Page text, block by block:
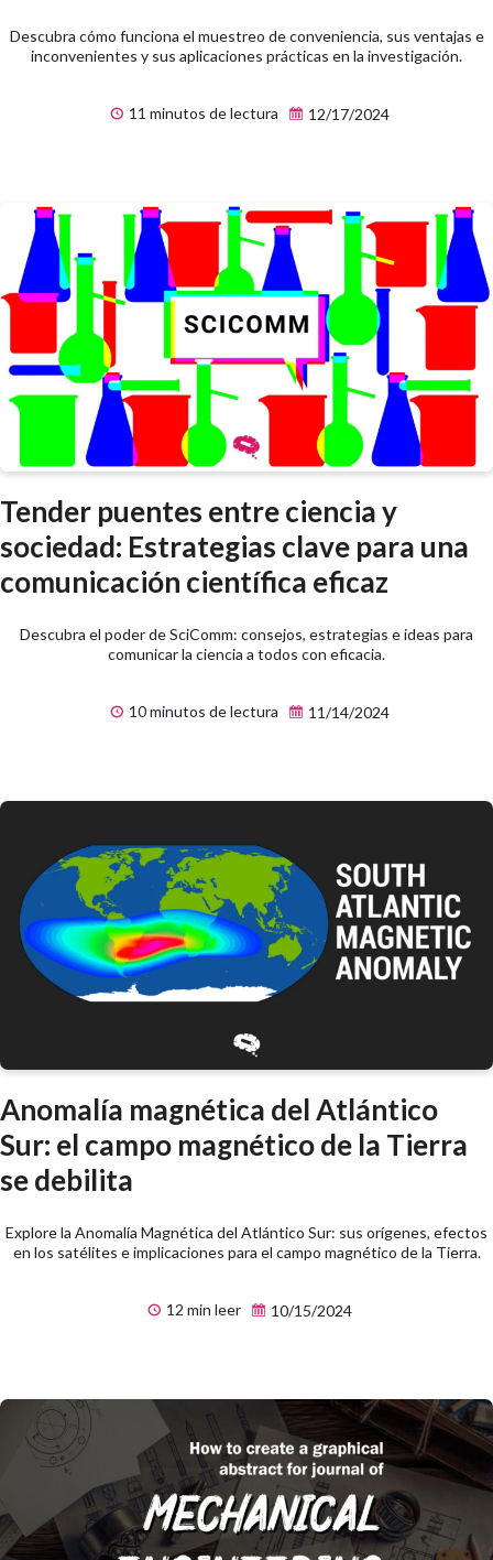
Descubra cómo funciona el muestreo de conveniencia, sus ventajas e
inconvenientes y sus aplicaciones prácticas en la investigación.
11 minutos de lectura 12/17/2024
Tender puentes entre ciencia y
sociedad: Estrategias clave para una
comunicación científica eficaz
Descubra el poder de SciComm: consejos, estrategias e ideas para
comunicar la ciencia a todos con eficacia.
10 minutos de lectura 11/14/2024
Anomalía magnética del Atlántico
Sur: el campo magnético de la Tierra
se debilita
Explore la Anomalía Magnética del Atlántico Sur: sus orígenes, efectos
en los satélites e implicaciones para el campo magnético de la Tierra.
12 min leer 10/15/2024